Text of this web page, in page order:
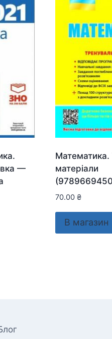
—
Математика.
матеріали
70.00 ₴
В магазин